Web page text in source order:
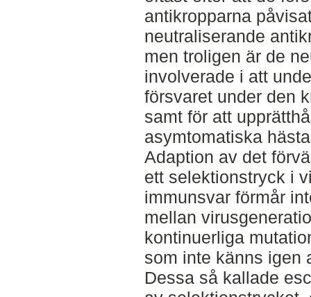
antikropparna
neutraliserande
men troligen är de
involverade i att
försvaret under den
samt för att
asymtomatiska
Adaption av det
ett selektionstryck i
immunsvar förmår
mellan
kontinuerliga
som inte känns igen
Dessa så kallade